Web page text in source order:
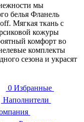
мы
белья Фланель
Мягкая ткань с
кожуры
комфорт во
комплекты
сезона и украсят
0 Избранные
Наполнители